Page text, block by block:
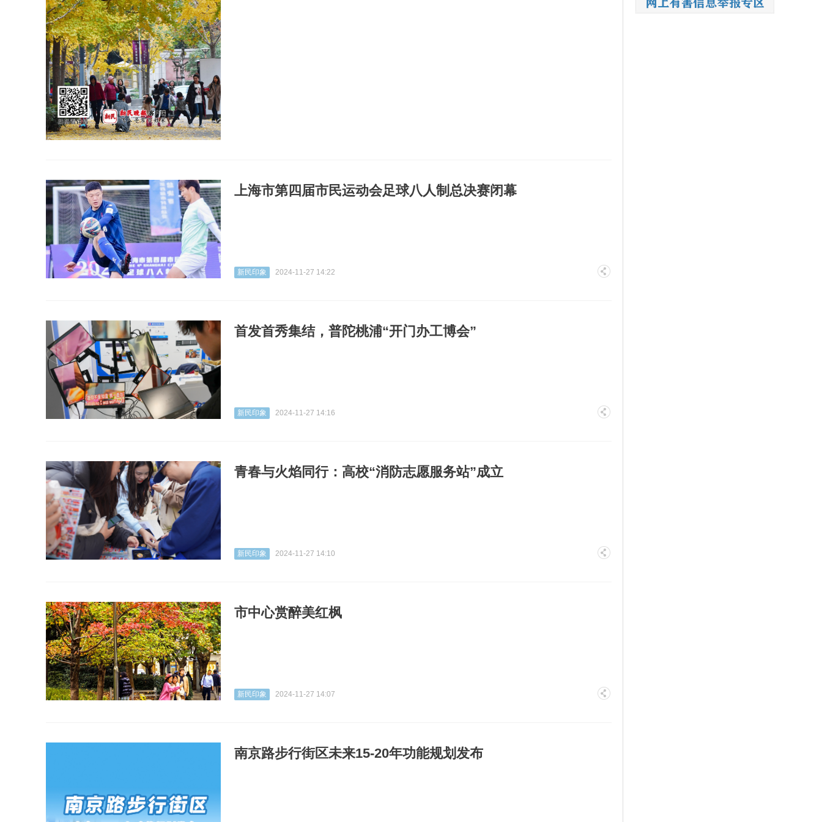
上海市第四届市民运动会足球八人制总决赛闭幕
新民印象 2024-11-27 14:22
首发首秀集结，普陀桃浦“开门办工博会”
新民印象 2024-11-27 14:16
青春与火焰同行：高校“消防志愿服务站”成立
新民印象 2024-11-27 14:10
市中心赏醉美红枫
新民印象 2024-11-27 14:07
南京路步行街区未来15-20年功能规划发布